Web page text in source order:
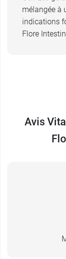
mélangée à
indications
Flore
Avis